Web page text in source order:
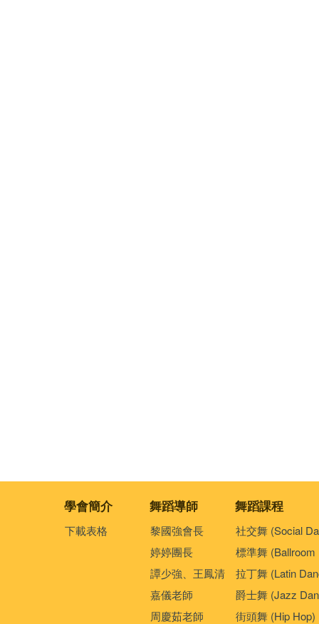
學會簡介 舞蹈導師 舞蹈課程
下載表格
黎國強會長
婷婷團長
譚少強、王鳳清
嘉儀老師
周慶茹老師
社交舞 (Social
標準舞 (Ballroom
拉丁舞 (Latin
爵士舞 (Jazz
街頭舞 (Hip Hop)